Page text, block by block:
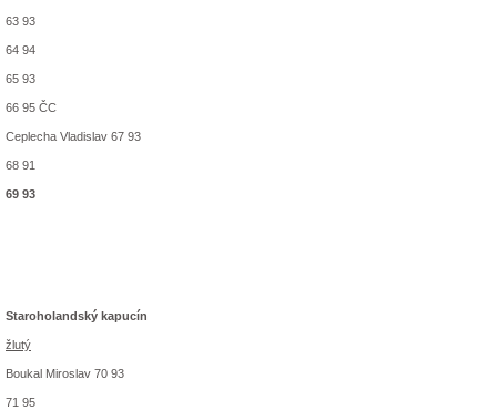
63 93
64 94
65 93
66 95 ČC
Ceplecha Vladislav 67 93
68 91
69 93
Staroholandský kapucín
žlutý
Boukal Miroslav 70 93
71 95